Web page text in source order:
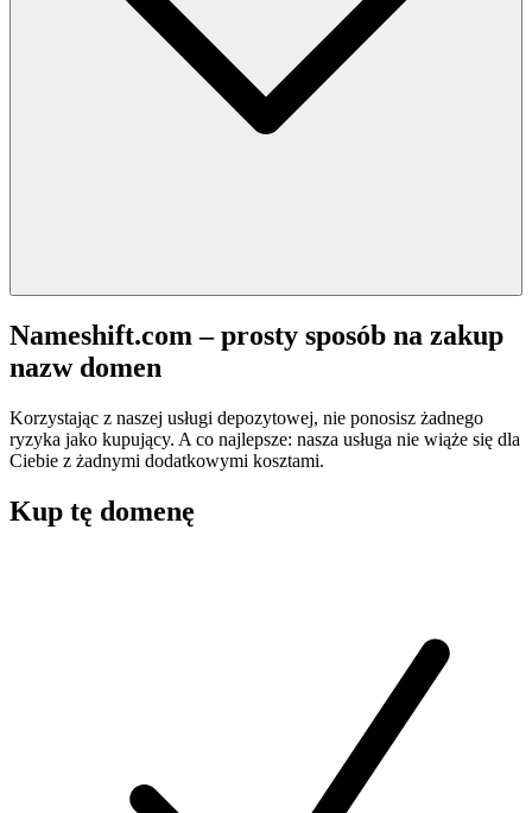
Nameshift.com – prosty sposób na zakup
nazw domen
Korzystając z naszej usługi depozytowej, nie ponosisz żadnego
ryzyka jako kupujący. A co najlepsze: nasza usługa nie wiąże się dla
Ciebie z żadnymi dodatkowymi kosztami.
Kup tę domenę